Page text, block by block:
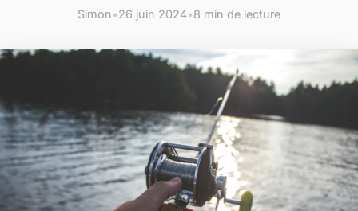
Simon•26 juin 2024•8 min de lecture